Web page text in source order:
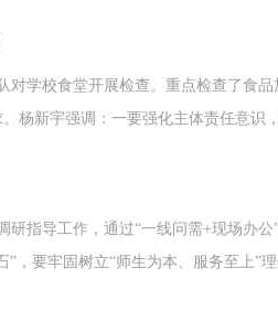
溯源机...
对学校食堂开展检查。重点检查了食
杨新宇强调：一要强化主体责任意
终端供餐的...
研指导工作，通过“一线问需+现场办
”，要牢固树立“师生为本、服务至上”